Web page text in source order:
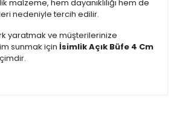
malzeme, hem dayanıklılığı hem de
nedeniyle tercih edilir.
yaratmak ve müşterilerinize
sunmak için İsimlik Açık Büfe 4 Cm